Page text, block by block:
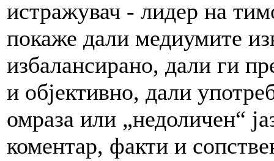
истражувач - лидер на
покаже дали медиумите
избалансирано, дали ги
и објективно, дали
омраза или „недоличен“
коментар, факти и